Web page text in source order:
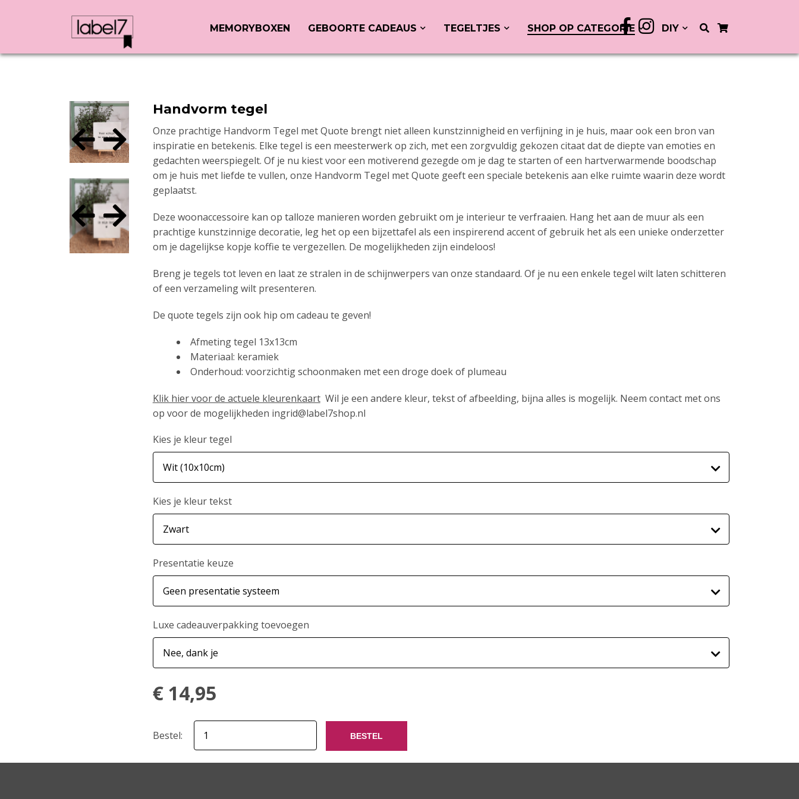
MEMORYBOXEN GEBOORTE CADEAUS TEGELTJES SHOP OP CATEGORIE DIY
Handvorm tegel
Onze prachtige Handvorm Tegel met Quote brengt niet alleen kunstzinnigheid en verfijning in je huis, maar ook een bron van
inspiratie en betekenis. Elke tegel is een meesterwerk op zich, met een zorgvuldig gekozen citaat dat de diepte van emoties en
gedachten weerspiegelt. Of je nu kiest voor een motiverend gezegde om je dag te starten of een hartverwarmende boodschap
om je huis met liefde te vullen, onze Handvorm Tegel met Quote geeft een speciale betekenis aan elke ruimte waarin deze wordt
geplaatst.
Deze woonaccessoire kan op talloze manieren worden gebruikt om je interieur te verfraaien. Hang het aan de muur als een
prachtige kunstzinnige decoratie, leg het op een bijzettafel als een inspirerend accent of gebruik het als een unieke onderzetter
om je dagelijkse kopje koffie te vergezellen. De mogelijkheden zijn eindeloos!
Breng je tegels tot leven en laat ze stralen in de schijnwerpers van onze standaard. Of je nu een enkele tegel wilt laten schitteren
of een verzameling wilt presenteren.
De quote tegels zijn ook hip om cadeau te geven!
Afmeting tegel 13x13cm
Materiaal: keramiek
Onderhoud: voorzichtig schoonmaken met een droge doek of plumeau
Klik hier voor de actuele kleurenkaartWil je een andere kleur, tekst of afbeelding, bijna alles is mogelijk. Neem contact met ons
op voor de mogelijkheden ingrid@label7shop.nl
Kies je kleur tegel
Kies je kleur tekst
Presentatie keuze
Luxe cadeauverpakking toevoegen
€ 14,95
Bestel: BESTEL